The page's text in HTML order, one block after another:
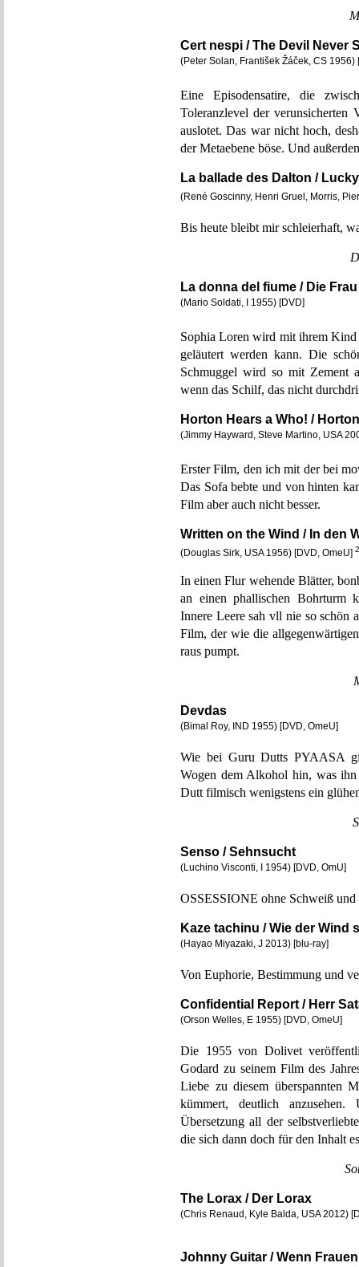
Cert nespi / The Devil Never
(Peter Solan, František Žáček, CS 1956)
Eine Episodensatire, die
Toleranzlevel der verunsicherten
auslotet. Das war nicht hoch,
der Metaebene böse. Und
La ballade des Dalton /
(René Goscinny, Henri Gruel, Morris,
Bis heute bleibt mir schleierhaft,
La donna del fiume / Die
(Mario Soldati, I 1955) [DVD]
Sophia Loren wird mit ihrem
geläutert werden kann. Die
Schmuggel wird so mit Zement
wenn das Schilf, das nicht
Horton Hears a Who! /
(Jimmy Hayward, Steve Martino, USA
Erster Film, den ich mit der bei
Das Sofa bebte und von hinten
Film aber auch nicht besser.
Written on the Wind / In den
(Douglas Sirk, USA 1956) [DVD, OmeU] 2
In einen Flur wehende Blätter,
an einen phallischen Bohrturm
Innere Leere sah vll nie so schön
Film, der wie die
raus pumpt.
Devdas
(Bimal Roy, IND 1955) [DVD, OmeU]
Wie bei Guru Dutts PYAASA
Wogen dem Alkohol hin, was
Dutt filmisch wenigstens ein
Senso / Sehnsucht
(Luchino Visconti, I 1954) [DVD, OmU]
OSSESSIONE ohne Schweiß
Kaze tachinu / Wie der Wind
(Hayao Miyazaki, J 2013) [blu-ray]
Von Euphorie, Bestimmung und
Confidential Report / Herr
(Orson Welles, E 1955) [DVD, OmeU]
Die 1955 von Dolivet
Godard zu seinem Film des
Liebe zu diesem überspannten
kümmert, deutlich
Übersetzung all der
die sich dann doch für den Inhalt
The Lorax / Der Lorax
(Chris Renaud, Kyle Balda, USA 2012)
Johnny Guitar / Wenn